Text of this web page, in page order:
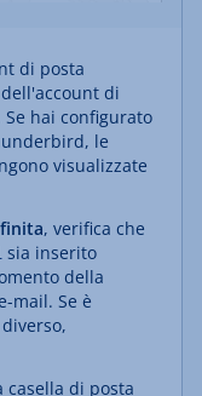
di posta
di
hai configurato
le
visualizzate
, verifica che
sia inserito
della
mail. Se è
casella di posta